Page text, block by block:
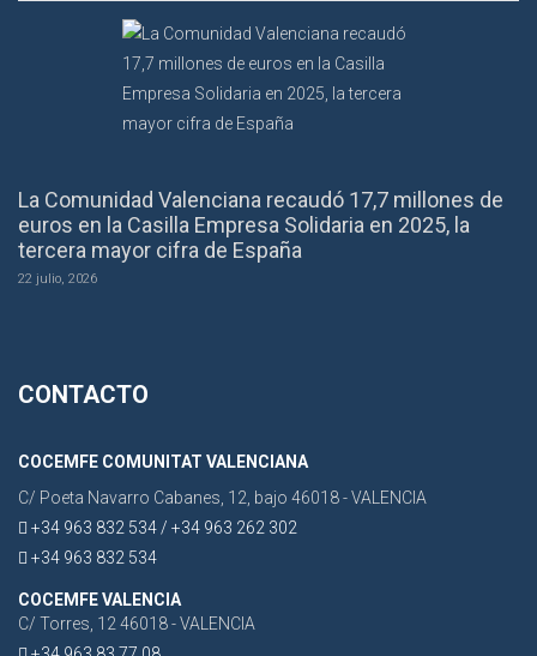
La Comunidad Valenciana recaudó 17,7 millones de
euros en la Casilla Empresa Solidaria en 2025, la
tercera mayor cifra de España
22 julio, 2026
CONTACTO
COCEMFE COMUNITAT VALENCIANA
C/ Poeta Navarro Cabanes, 12, bajo 46018 - VALENCIA
+34 963 832 534 / +34 963 262 302
+34 963 832 534
COCEMFE VALENCIA
C/ Torres, 12 46018 - VALENCIA